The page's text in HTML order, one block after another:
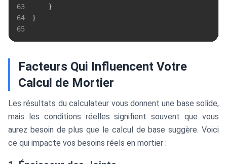
63
}
64
}
65
Facteurs Qui Influencent Votre
Calcul de Mortier
Les résultats du calculateur vous donnent une base solide,
mais les conditions réelles signifient souvent que vous
aurez besoin de plus que le calcul de base suggère. Voici
ce qui impacte vos besoins réels en mortier :